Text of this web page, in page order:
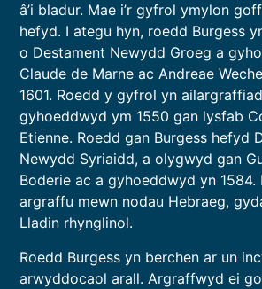
â’i bladur. Mae i’r gyfrol ymylon
hefyd. I ategu hyn, roedd Burgess
o Destament Newydd Groeg a
Claude de Marne ac Andreae
1601. Roedd y gyfrol yn
gyhoeddwyd ym 1550 gan lysfab
Etienne. Roedd gan Burgess hefyd
Newydd Syriaidd, a olygwyd gan
Boderie ac a gyhoeddwyd yn 1584.
argraffu mewn nodau Hebraeg,
Lladin rhynglinol.
Roedd Burgess yn berchen ar un
arwyddocaol arall. Argraffwyd ei